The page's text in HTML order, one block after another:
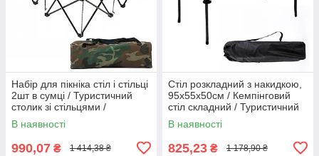
Набір для пікніка стіл і стільці
2шт в сумці / Туристичний
столик зі стільцями /
Складаний стіл і стільці
В наявності
990,07 ₴ 1 414,38 ₴
Стіл розкладний з накидкою,
95х55х50см / Кемпінговий
стіл складний / Туристичний
стіл для пікніка
В наявності
825,23 ₴ 1 178,90 ₴